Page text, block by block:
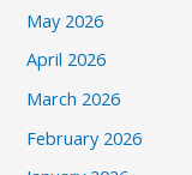
May 2026
April 2026
March 2026
February 2026